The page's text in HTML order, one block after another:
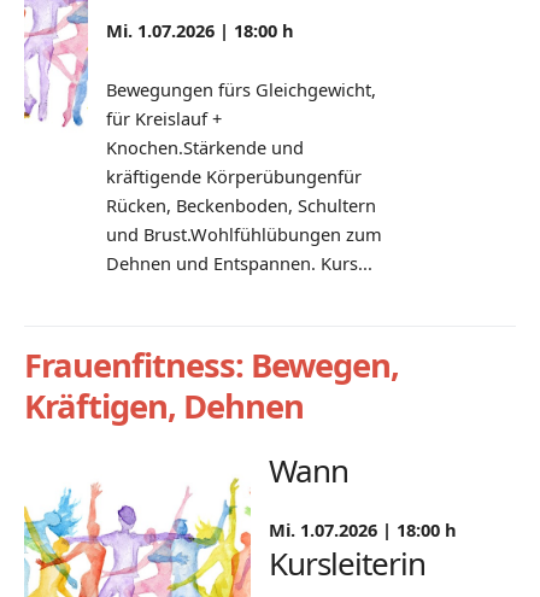
Mi. 1.07.2026 | 18:00 h
Bewegungen fürs Gleichgewicht,
für Kreislauf +
Knochen.Stärkende und
kräftigende Körperübungenfür
Rücken, Beckenboden, Schultern
und Brust.Wohlfühlübungen zum
Dehnen und Entspannen. Kurs...
Frauenfitness: Bewegen,
Kräftigen, Dehnen
Wann
Mi. 1.07.2026 | 18:00 h
Kursleiterin